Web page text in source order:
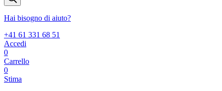
Hai bisogno di aiuto?
+41 61 331 68 51
Accedi
0
Carrello
0
Stima